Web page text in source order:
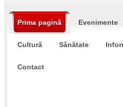
Prima pagină Evenimente
Cultură Sănătate
Contact